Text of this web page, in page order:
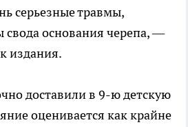
серьезные травмы,
основания черепа, —
издания.
доставили в 9-ю детскую
оценивается как крайне